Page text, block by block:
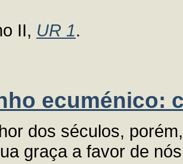
II, UR 1.
ecuménico:
dos séculos,
graça a favor de